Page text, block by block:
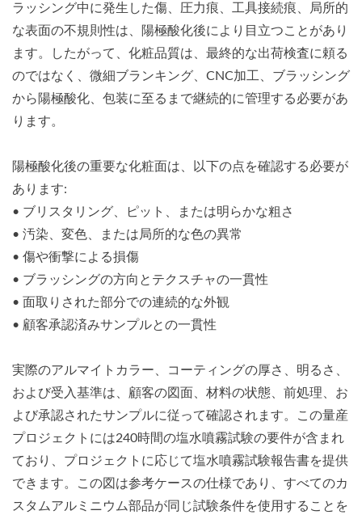
ラッシング中に発生した傷、圧力痕、工具接続痕、局所的
な表面の不規則性は、陽極酸化後により目立つことがあり
ます。したがって、化粧品質は、最終的な出荷検査に頼る
のではなく、微細ブランキング、CNC加工、ブラッシング
から陽極酸化、包装に至るまで継続的に管理する必要があ
ります。
陽極酸化後の重要な化粧面は、以下の点を確認する必要が
あります:
• ブリスタリング、ピット、または明らかな粗さ
• 汚染、変色、または局所的な色の異常
• 傷や衝撃による損傷
• ブラッシングの方向とテクスチャの一貫性
• 面取りされた部分での連続的な外観
• 顧客承認済みサンプルとの一貫性
実際のアルマイトカラー、コーティングの厚さ、明るさ、
および受入基準は、顧客の図面、材料の状態、前処理、お
よび承認されたサンプルに従って確認されます。この量産
プロジェクトには240時間の塩水噴霧試験の要件が含まれ
ており、プロジェクトに応じて塩水噴霧試験報告書を提供
できます。この図は参考ケースの仕様であり、すべてのカ
スタムアルミニウム部品が同じ試験条件を使用することを